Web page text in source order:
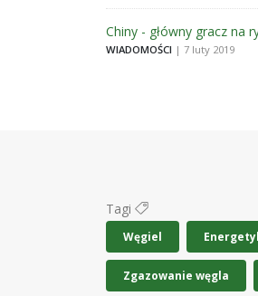
Chiny - główny gracz na
WIADOMOŚCI | 7 luty 2019
Tagi
Węgiel
Zgazowanie węgla